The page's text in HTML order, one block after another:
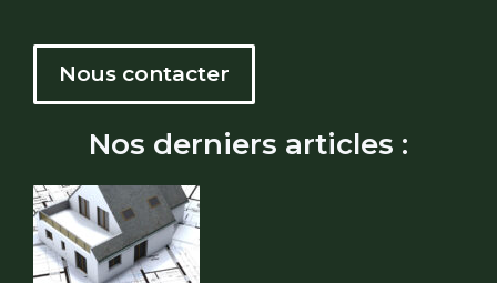
Nous contacter
Nos derniers articles :